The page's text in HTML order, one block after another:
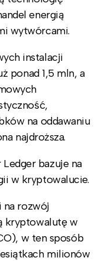
energią
wytwórcami.
instalacji
ponad 1,5 mln, a
na oddawaniu
najdroższa.
bazuje na
w kryptowalucie.
na rozwój
kryptowalutę w
w ten sposób
milionów